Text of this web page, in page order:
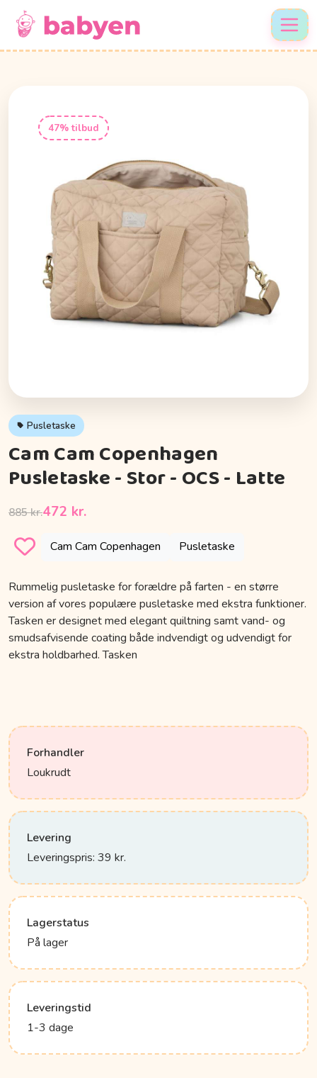
47% tilbud
Pusletaske
Cam Cam Copenhagen
Pusletaske - Stor - OCS - Latte
885 kr.472 kr.
Cam Cam Copenhagen Pusletaske
Rummelig pusletaske for forældre på farten - en større
version af vores populære pusletaske med ekstra funktioner.
Tasken er designet med elegant quiltning samt vand- og
smudsafvisende coating både indvendigt og udvendigt for
ekstra holdbarhed. Tasken
Forhandler
Loukrudt
Levering
Leveringspris: 39 kr.
Lagerstatus
På lager
Leveringstid
1-3 dage